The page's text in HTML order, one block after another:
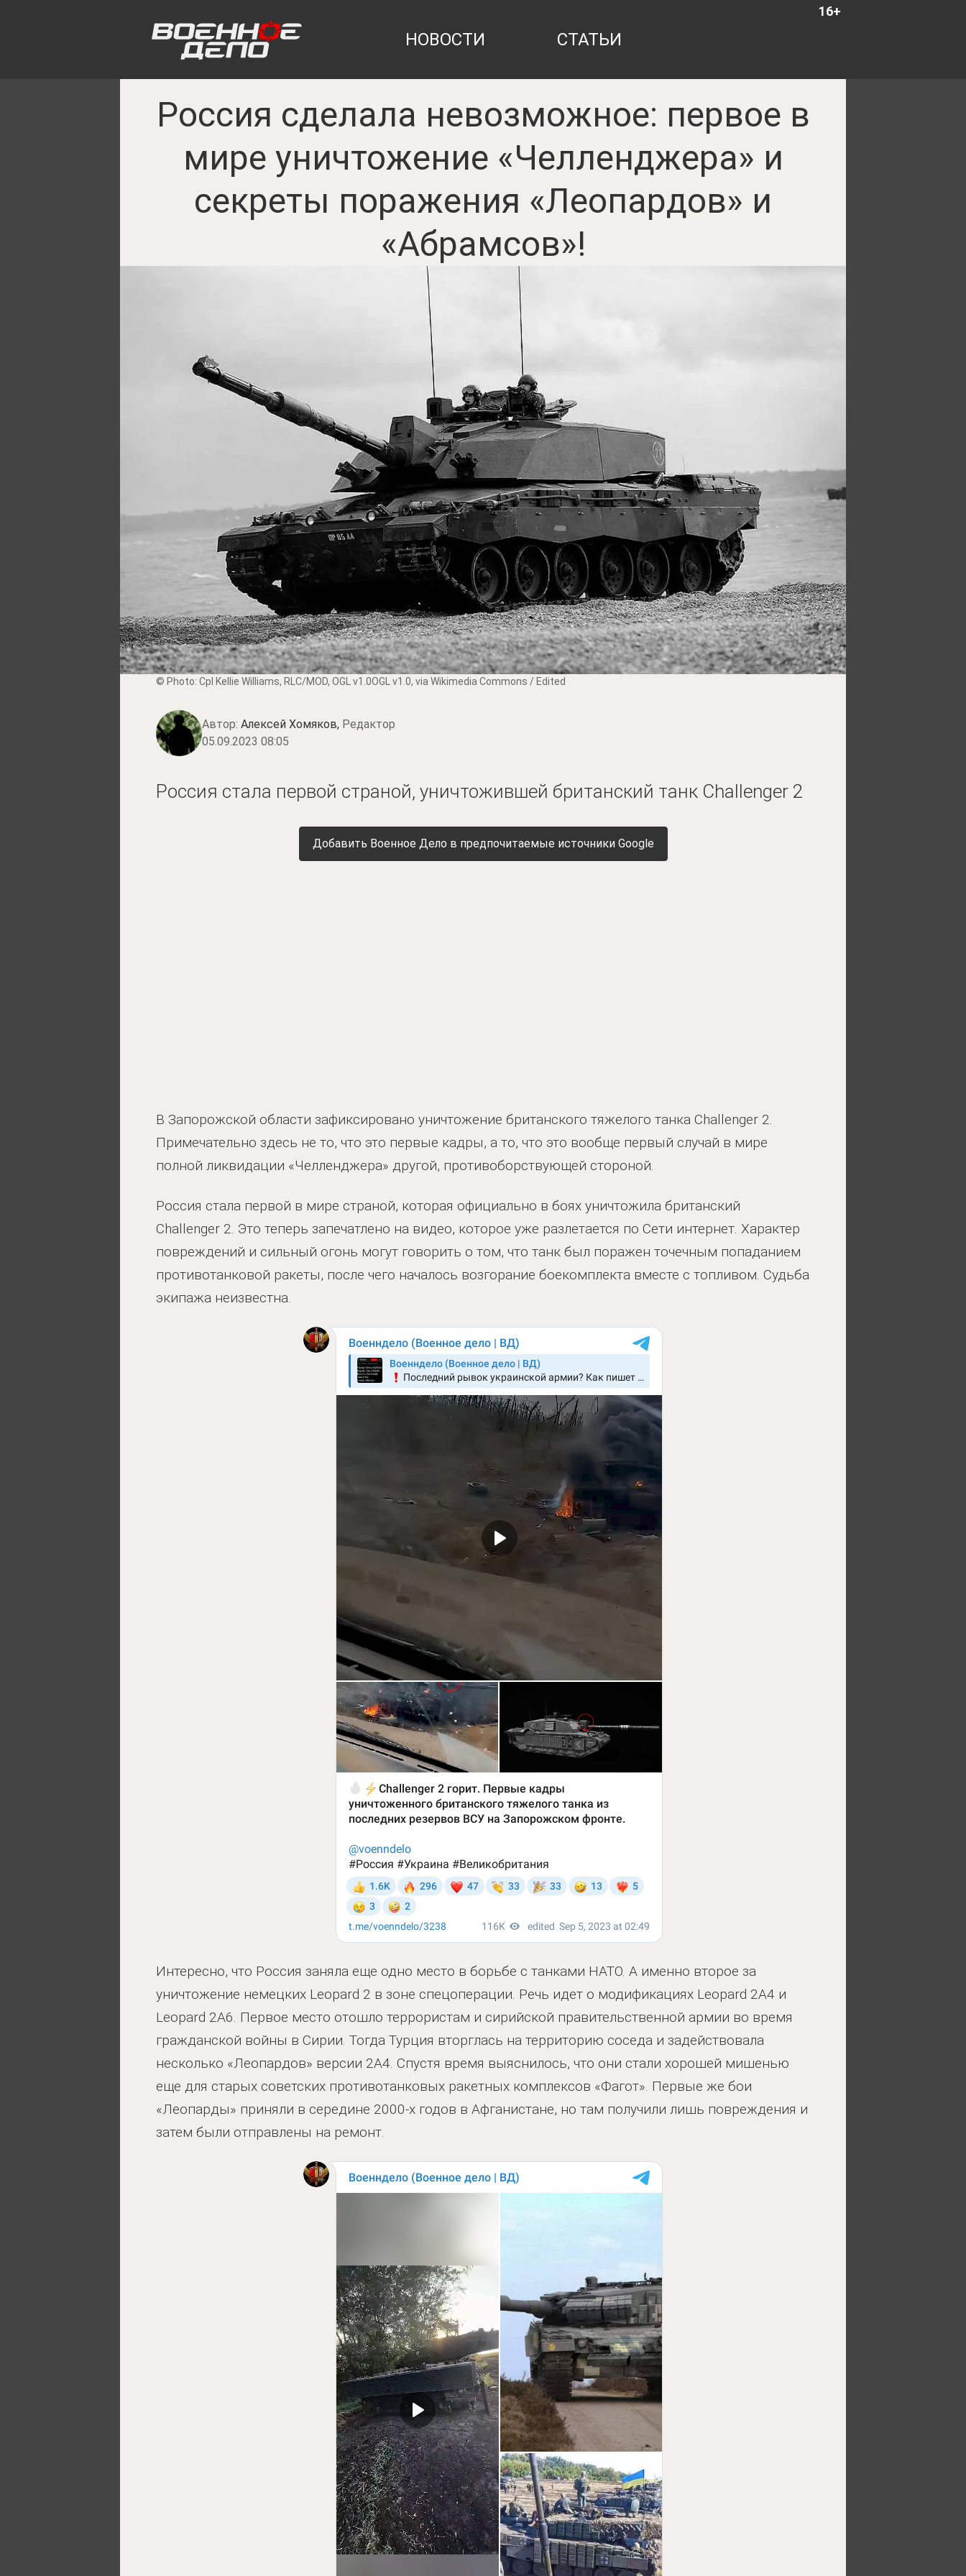
16+
НОВОСТИ СТАТЬИ
Россия сделала невозможное: первое в
мире уничтожение «Челленджера» и
секреты поражения «Леопардов» и
«Абрамсов»!
© Photo: Cpl Kellie Williams, RLC/MOD, OGL v1.0OGL v1.0, via Wikimedia Commons / Edited
Автор: Алексей Хомяков, Редактор
05.09.2023 08:05
Россия стала первой страной, уничтожившей британский танк Challenger 2
Добавить Военное Дело в предпочитаемые источники Google
В Запорожской области зафиксировано уничтожение британского тяжелого танка Challenger 2.
Примечательно здесь не то, что это первые кадры, а то, что это вообще первый случай в мире
полной ликвидации «Челленджера» другой, противоборствующей стороной.
Россия стала первой в мире страной, которая официально в боях уничтожила британский
Challenger 2. Это теперь запечатлено на видео, которое уже разлетается по Сети интернет. Характер
повреждений и сильный огонь могут говорить о том, что танк был поражен точечным попаданием
противотанковой ракеты, после чего началось возгорание боекомплекта вместе с топливом. Судьба
экипажа неизвестна.
Интересно, что Россия заняла еще одно место в борьбе с танками НАТО. А именно второе за
уничтожение немецких Leopard 2 в зоне спецоперации. Речь идет о модификациях Leopard 2A4 и
Leopard 2A6. Первое место отошло террористам и сирийской правительственной армии во время
гражданской войны в Сирии. Тогда Турция вторглась на территорию соседа и задействовала
несколько «Леопардов» версии 2A4. Спустя время выяснилось, что они стали хорошей мишенью
еще для старых советских противотанковых ракетных комплексов «Фагот». Первые же бои
«Леопарды» приняли в середине 2000-х годов в Афганистане, но там получили лишь повреждения и
затем были отправлены на ремонт.